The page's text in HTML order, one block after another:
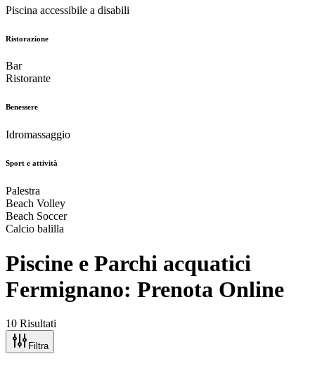
Piscina accessibile a disabili
Ristorazione
Bar
Ristorante
Benessere
Idromassaggio
Sport e attività
Palestra
Beach Volley
Beach Soccer
Calcio balilla
Piscine e Parchi acquatici
Fermignano: Prenota Online
10 Risultati
Filtra